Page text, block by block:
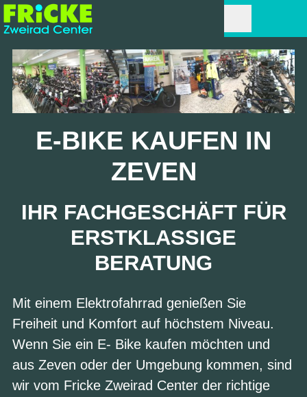
E-BIKE KAUFEN IN
ZEVEN
IHR FACHGESCHÄFT FÜR
ERSTKLASSIGE
BERATUNG
Mit einem Elektrofahrrad genießen Sie
Freiheit und Komfort auf höchstem Niveau.
Wenn Sie ein E- Bike kaufen möchten und
aus Zeven oder der Umgebung kommen, sind
wir vom Fricke Zweirad Center der richtige